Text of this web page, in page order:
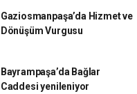
Gaziosmanpaşa’da Hizmet ve
Dönüşüm Vurgusu
Bayrampaşa’da Bağlar
Caddesi yenileniyor